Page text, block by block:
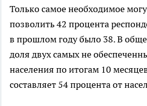
Только самое необходимое
позволить 42 процента
в прошлом году было 38. В
доля двух самых не
населения по итогам 10
составляет 54 процента от